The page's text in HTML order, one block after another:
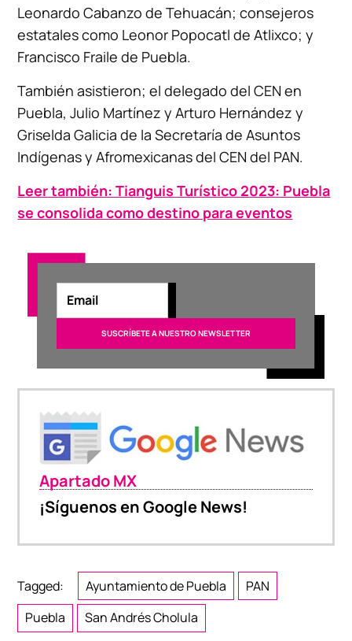
Leonardo Cabanzo de Tehuacán; consejeros
estatales como Leonor Popocatl de Atlixco; y
Francisco Fraile de Puebla.
También asistieron; el delegado del CEN en
Puebla, Julio Martínez y Arturo Hernández y
Griselda Galicia de la Secretaría de Asuntos
Indígenas y Afromexicanas del CEN del PAN.
Leer también: Tianguis Turístico 2023: Puebla
se consolida como destino para eventos
Apartado MX
¡Síguenos en Google News!
Tagged: Ayuntamiento de Puebla
PAN
Puebla
San Andrés Cholula